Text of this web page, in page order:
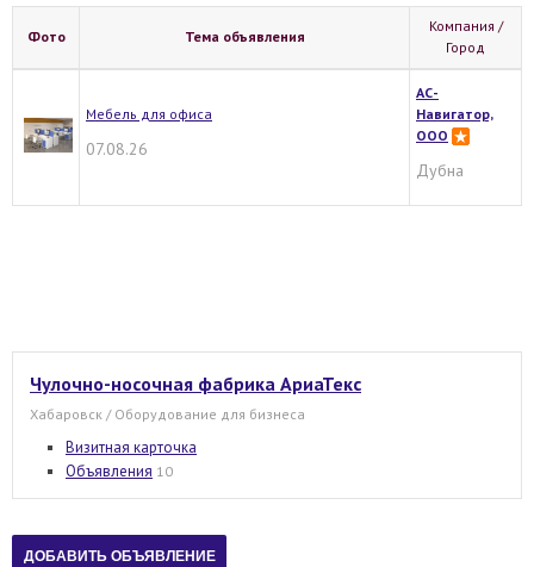
Фото Тема объявления
Компания /
Город
Мебель для офиса
07.08.26
АС-
Навигатор,
ООО
Дубна
Чулочно-носочная фабрика АриаТекс
Хабаровск / Оборудование для бизнеса
Визитная карточка
Объявления 10